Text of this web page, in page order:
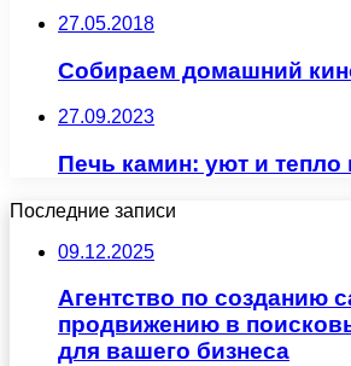
27.05.2018
Собираем домашний
27.09.2023
Печь камин: уют и
Последние записи
09.12.2025
Агентство по созданию
продвижению в
для вашего бизнеса